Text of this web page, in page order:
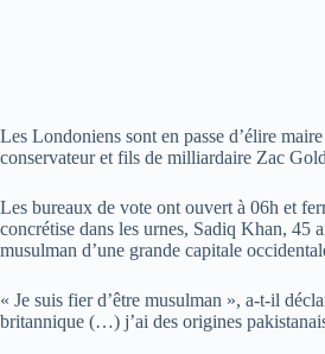
Les Londoniens sont en passe d’élire
conservateur et fils de milliardaire Zac
Les bureaux de vote ont ouvert à 06h et
concrétise dans les urnes, Sadiq Khan,
musulman d’une grande capitale
« Je suis fier d’être musulman », a-t-il
britannique (…) j’ai des origines